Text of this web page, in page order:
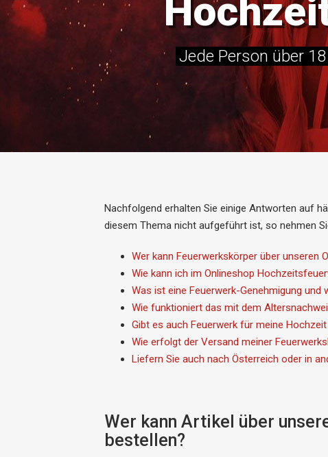
Jede Person über
Nachfolgend erhalten Sie einige Antworten auf
diesem Thema nicht aufgeführt ist, so nehmen
Wer kann Feuerwerkskörper über unseren
Wie kann ich im Onlineshop
Was ist eine Feuerwerk-Genehmigung und
Wie funktioniert das mit dem
Gibt es auch Feuerwerk für meine
Wie erfolgt der Versand meiner
Liefern Sie auch nach Österreich oder in
Wer kann Artikel über
bestellen?